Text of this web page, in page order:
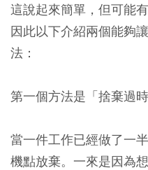
這說起來簡單，但可能
因此以下介紹兩個能夠
法：
第一個方法是「捨棄過時
當一件工作已經做了一
機點放棄。一來是因為